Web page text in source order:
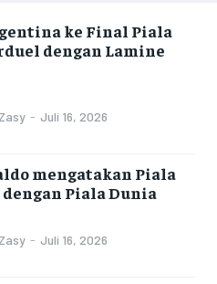
ke Final Piala
dengan Lamine
- Juli 16, 2026
mengatakan Piala
dengan Piala Dunia
- Juli 16, 2026